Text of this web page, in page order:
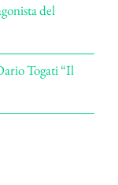
del
Togati “Il